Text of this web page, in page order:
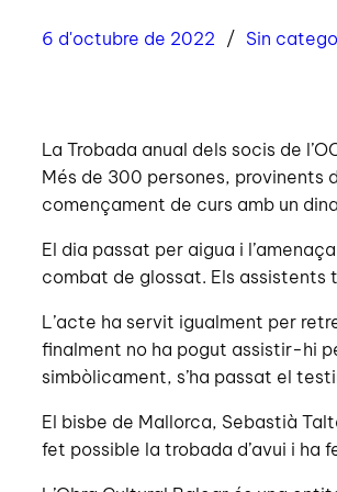
6 d'octubre de 2022 Sin
La Trobada anual dels socis de
Més de 300 persones, provinents
començament de curs amb un
El dia passat per aigua i
combat de glossat. Els assistents
L’acte ha servit igualment per
finalment no ha pogut assistir-hi
simbòlicament, s’ha passat el
El bisbe de Mallorca, Sebastià
fet possible la trobada d’avui i